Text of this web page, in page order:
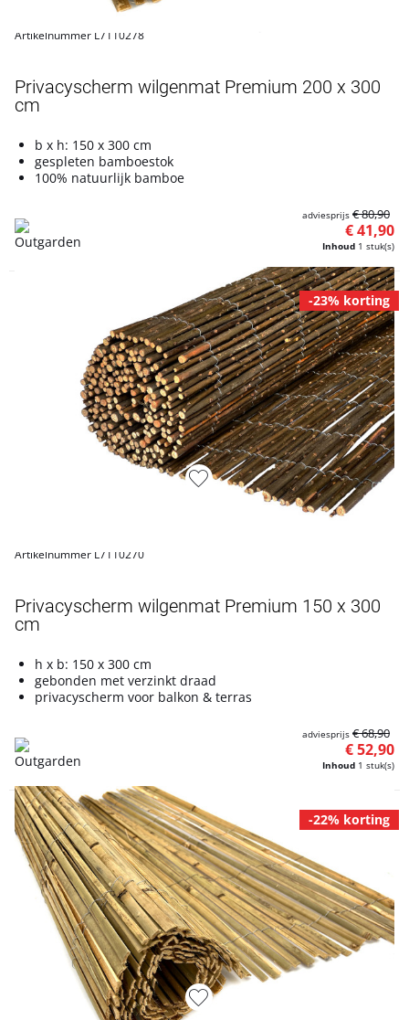
Artikelnummer L7110278
Privacyscherm wilgenmat Premium 200 x 300
cm
b x h: 150 x 300 cm
gespleten bamboestok
100% natuurlijk bamboe
Inhoud 1 stuk(s)
€ 41,90
adviesprijs € 80,90
-23% korting
Artikelnummer L7110270
Privacyscherm wilgenmat Premium 150 x 300
cm
h x b: 150 x 300 cm
gebonden met verzinkt draad
privacyscherm voor balkon & terras
Inhoud 1 stuk(s)
€ 52,90
adviesprijs € 68,90
-22% korting